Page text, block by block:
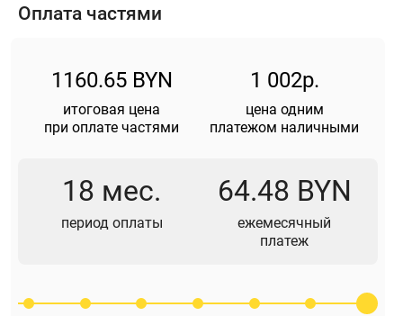
Оплата частями
1160.65 BYN
итоговая цена
при оплате частями
1 002р.
цена одним
платежом наличными
18 мес.
период оплаты
64.48 BYN
ежемесячный
платеж